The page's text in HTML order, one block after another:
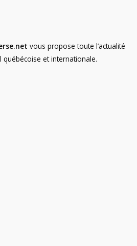
vous propose toute l’actualité
québécoise et internationale.